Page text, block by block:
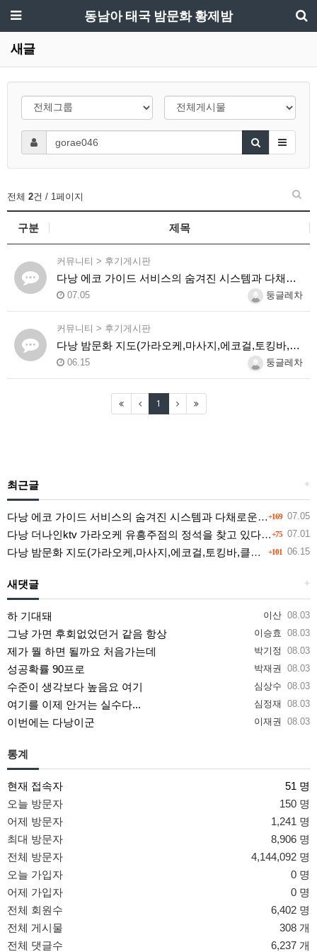
동남아 태국 밤문화 황제밤
새글
전체 2건 / 1페이지
구분 제목
커뮤니티 > 후기게시판
다낭 에코 가이드 서비스의 숨겨진 시스템과 다채로운 인력 풀의 진실
둥글레차
07.05
커뮤니티 > 후기게시판
다낭 밤문화 지도(가라오케,마사지,에코걸,토킹바,클럽) 유흥별 가격 및 후기공유
둥글레차
06.15
1
+
최근글
+169 07.05
다낭 에코 가이드 서비스의 숨겨진 시스템과 다채로운 인력 풀의 진실
+75 07.01
다낭 더나인ktv 가라오케 유흥주점의 정석을 찾고 있다면 여기
+101 06.15
다낭 밤문화 지도(가라오케,마사지,에코걸,토킹바,클럽) 유흥별 가격 및 후기공유
+
새댓글
이산 08.03
하 기대돼
이승효 08.03
그냥 가면 후회없었던거 같음 항상
박기정 08.03
제가 뭘 하면 될까요 처음가는데
박재권 08.03
성공확률 90프로
심상수 08.03
수준이 생각보다 높음요 여기
심정재 08.03
여기를 이제 안거는 실수다...
이재권 08.03
이번에는 다낭이군
통계
현재 접속자
51 명
오늘 방문자
150 명
어제 방문자
1,241 명
최대 방문자
8,906 명
전체 방문자
4,144,092 명
오늘 가입자
0 명
어제 가입자
0 명
전체 회원수
6,402 명
전체 게시물
308 개
전체 댓글수
6,237 개